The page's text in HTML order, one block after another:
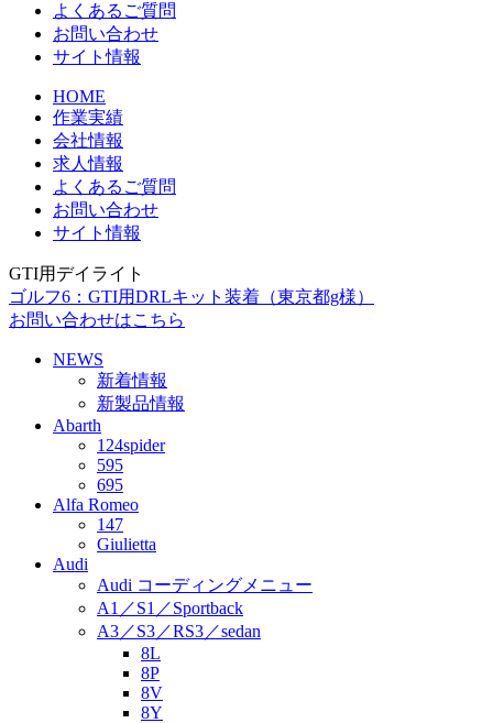
よくあるご質問
お問い合わせ
サイト情報
HOME
作業実績
会社情報
求人情報
よくあるご質問
お問い合わせ
サイト情報
GTI用デイライト
ゴルフ6：GTI用DRLキット装着（東京都g様）
お問い合わせはこちら
NEWS
新着情報
新製品情報
Abarth
124spider
595
695
Alfa Romeo
147
Giulietta
Audi
Audi コーディングメニュー
A1／S1／Sportback
A3／S3／RS3／sedan
8L
8P
8V
8Y